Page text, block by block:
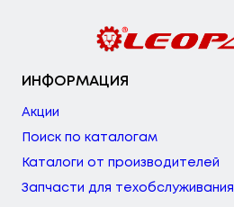
ИНФОРМАЦИЯ
Акции
Поиск по каталогам
Каталоги от производителей
Запчасти для техобслуживания